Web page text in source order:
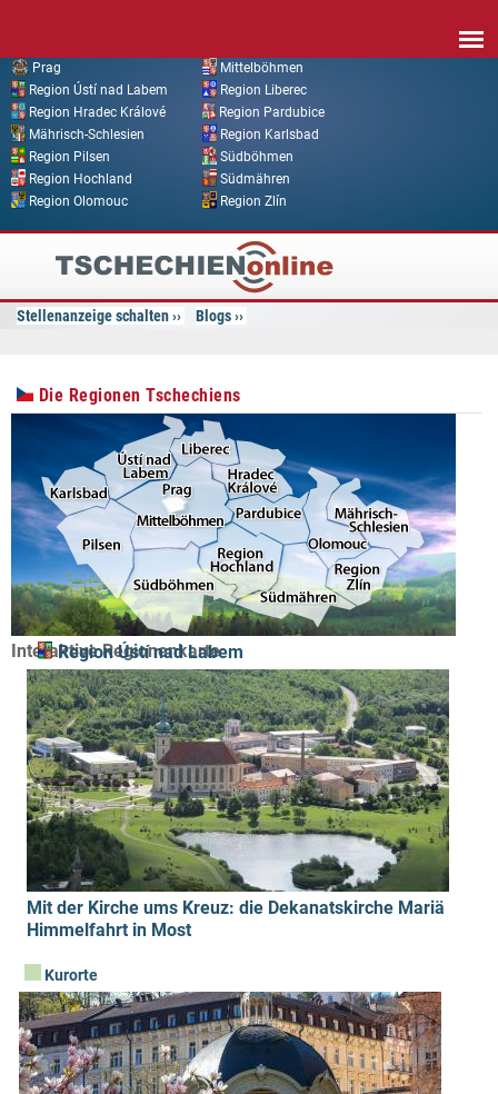
Prag
Mittelböhmen
Region Ústí nad Labem
Region Liberec
Region Hradec Králové
Region Pardubice
Mährisch-Schlesien
Region Karlsbad
Region Pilsen
Südböhmen
Region Hochland
Südmähren
Region Olomouc
Region Zlín
Tschechien
Online
Stellenanzeige schalten Blogs
Die Regionen Tschechiens
Interaktive Regionenkarte
Region Ústí nad Labem
Mit der Kirche ums Kreuz: die Dekanatskirche Mariä
Himmelfahrt in Most
Kurorte